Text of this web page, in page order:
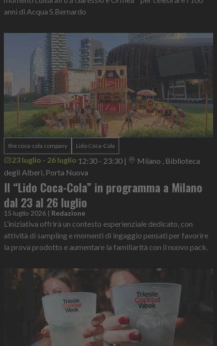
anni di Acqua S.Bernardo
the coca-cola company Lido Coca-Cola
23 luglio - 26 luglio 12:30 - 23:30 |
Milano , Biblioteca
degli Alberi, Porta Nuova
Il “Lido Coca-Cola” in programma a Milano
dal 23 al 26 luglio
15 luglio 2026 | Redazione
L’iniziativa offrirà un contesto esperienziale dedicato, con
attività di sampling e momenti di ingaggio pensati per favorire
la prova prodotto e aumentare la familiarità con il nuovo pack.